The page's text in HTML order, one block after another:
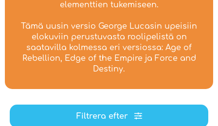
elementtien tukemiseen.
Tämä uusin versio George Lucasin upeisiin
elokuviin perustuvasta roolipelistä on
saatavilla kolmessa eri versiossa: Age of
Rebellion, Edge of the Empire ja Force and
Destiny.
Filtrera efter